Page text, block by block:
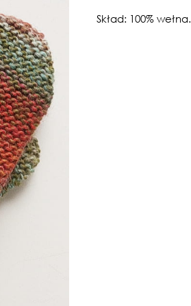
Skład: 100% wełna.